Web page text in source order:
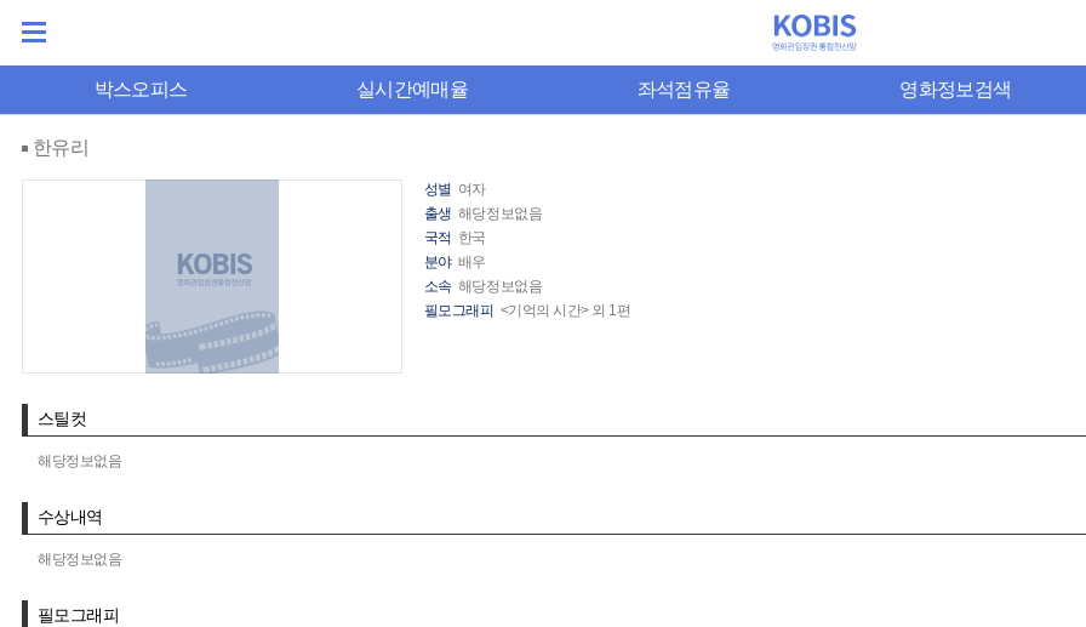
박스오피스 실시간예매율 좌석점유율 영화정보검색
한유리
성별 여자
출생 해당정보없음
국적 한국
분야 배우
소속 해당정보없음
필모그래피 <기억의 시간> 외 1편
스틸컷
해당정보없음
수상내역
해당정보없음
필모그래피